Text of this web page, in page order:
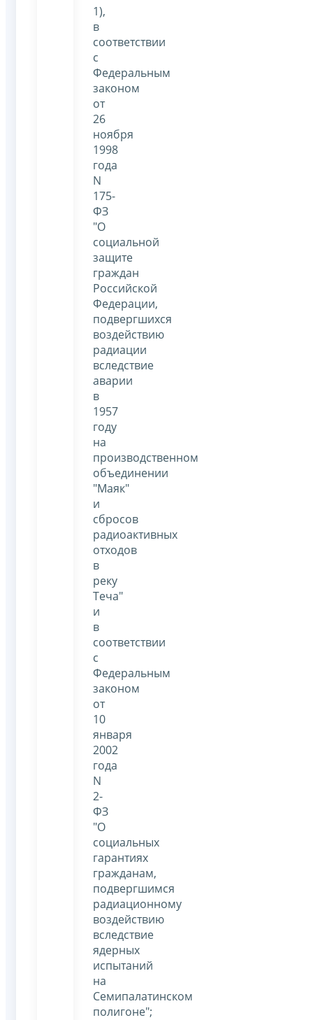
1),
в
соответствии
с
Федеральным
законом
от
26
ноября
1998
года
N
175-
ФЗ
"О
социальной
защите
граждан
Российской
Федерации,
подвергшихся
воздействию
радиации
вследствие
аварии
в
1957
году
на
производственном
объединении
"Маяк"
и
сбросов
радиоактивных
отходов
в
реку
Теча"
и
в
соответствии
с
Федеральным
законом
от
10
января
2002
года
N
2-
ФЗ
"О
социальных
гарантиях
гражданам,
подвергшимся
радиационному
воздействию
вследствие
ядерных
испытаний
на
Семипалатинском
полигоне";